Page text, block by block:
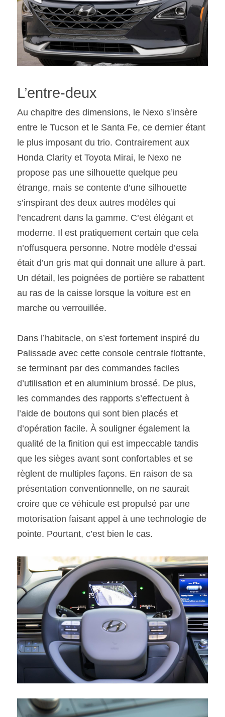
L’entre-deux
Au chapitre des dimensions, le Nexo s’insère
entre le Tucson et le Santa Fe, ce dernier étant
le plus imposant du trio. Contrairement aux
Honda Clarity et Toyota Mirai, le Nexo ne
propose pas une silhouette quelque peu
étrange, mais se contente d’une silhouette
s’inspirant des deux autres modèles qui
l’encadrent dans la gamme. C’est élégant et
moderne. Il est pratiquement certain que cela
n’offusquera personne. Notre modèle d’essai
était d’un gris mat qui donnait une allure à part.
Un détail, les poignées de portière se rabattent
au ras de la caisse lorsque la voiture est en
marche ou verrouillée.
Dans l’habitacle, on s’est fortement inspiré du
Palissade avec cette console centrale flottante,
se terminant par des commandes faciles
d’utilisation et en aluminium brossé. De plus,
les commandes des rapports s’effectuent à
l’aide de boutons qui sont bien placés et
d’opération facile. À souligner également la
qualité de la finition qui est impeccable tandis
que les sièges avant sont confortables et se
règlent de multiples façons. En raison de sa
présentation conventionnelle, on ne saurait
croire que ce véhicule est propulsé par une
motorisation faisant appel à une technologie de
pointe. Pourtant, c’est bien le cas.